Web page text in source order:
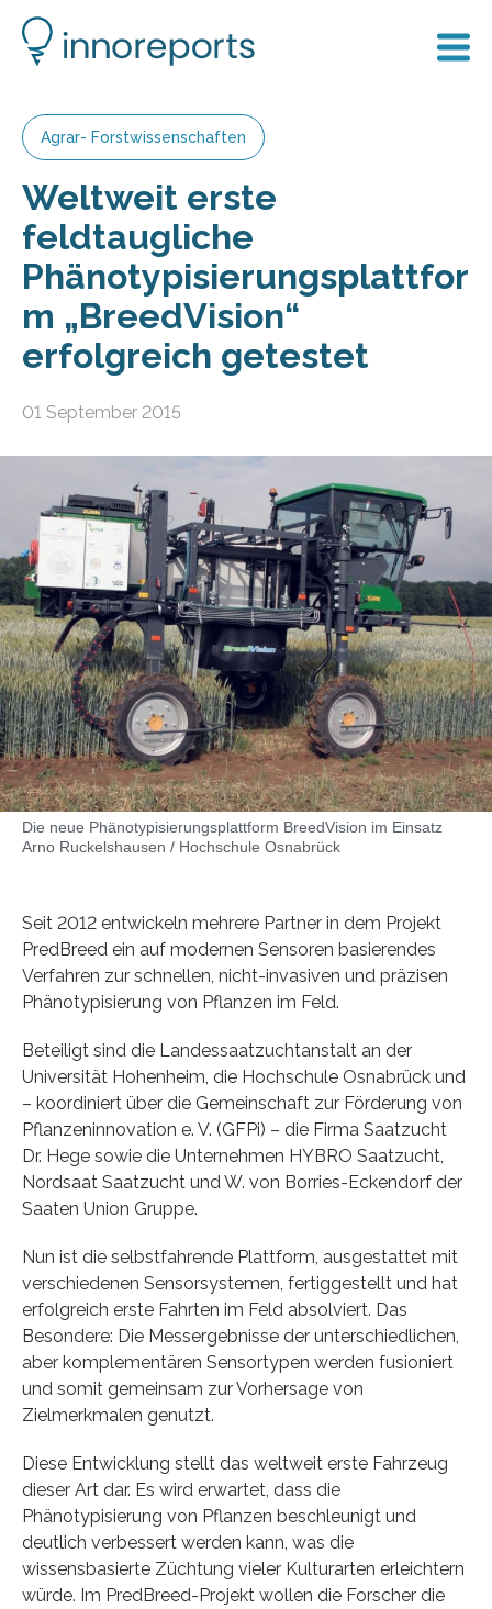
Agrar- Forstwissenschaften
Weltweit erste
feldtaugliche
Phänotypisierungsplattfor
m „BreedVision“
erfolgreich getestet
01 September 2015
Die neue Phänotypisierungsplattform BreedVision im Einsatz
Arno Ruckelshausen / Hochschule Osnabrück
Seit 2012 entwickeln mehrere Partner in dem Projekt
PredBreed ein auf modernen Sensoren basierendes
Verfahren zur schnellen, nicht-invasiven und präzisen
Phänotypisierung von Pflanzen im Feld.
Beteiligt sind die Landessaatzuchtanstalt an der
Universität Hohenheim, die Hochschule Osnabrück und
– koordiniert über die Gemeinschaft zur Förderung von
Pflanzeninnovation e. V. (GFPi) – die Firma Saatzucht
Dr. Hege sowie die Unternehmen HYBRO Saatzucht,
Nordsaat Saatzucht und W. von Borries-Eckendorf der
Saaten Union Gruppe.
Nun ist die selbstfahrende Plattform, ausgestattet mit
verschiedenen Sensorsystemen, fertiggestellt und hat
erfolgreich erste Fahrten im Feld absolviert. Das
Besondere: Die Messergebnisse der unterschiedlichen,
aber komplementären Sensortypen werden fusioniert
und somit gemeinsam zur Vorhersage von
Zielmerkmalen genutzt.
Diese Entwicklung stellt das weltweit erste Fahrzeug
dieser Art dar. Es wird erwartet, dass die
Phänotypisierung von Pflanzen beschleunigt und
deutlich verbessert werden kann, was die
wissensbasierte Züchtung vieler Kulturarten erleichtern
würde. Im PredBreed-Projekt wollen die Forscher die